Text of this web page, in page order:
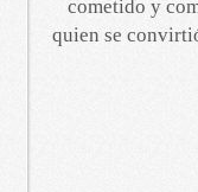
cometido y
quien se